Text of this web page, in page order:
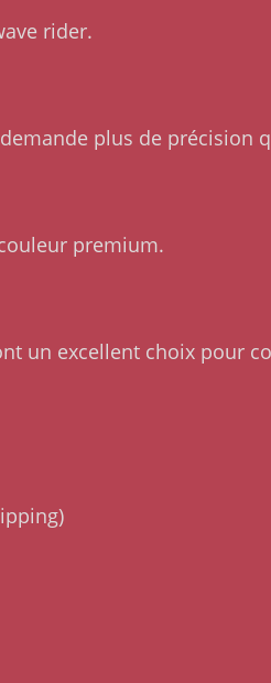
rider.
plus de précision
premium.
un excellent choix pour